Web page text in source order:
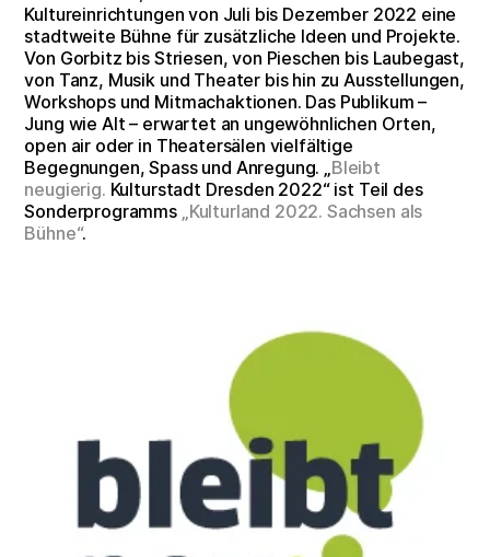
Kultureinrichtungen von Juli bis Dezember 2022 eine
stadtweite Bühne für zusätzliche Ideen und Projekte.
Von Gorbitz bis Striesen, von Pieschen bis Laubegast,
von Tanz, Musik und Theater bis hin zu Ausstellungen,
Workshops und Mitmachaktionen. Das Publikum –
Jung wie Alt – erwartet an ungewöhnlichen Orten,
open air oder in Theatersälen vielfältige
Begegnungen, Spass und Anregung. „ Bleibt
neugierig. Kulturstadt Dresden 2022“ ist Teil des
Sonderprogramms „Kulturland 2022. Sachsen als
Bühne“.